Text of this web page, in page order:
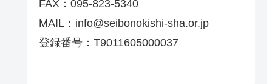
FAX：095-823-5340
MAIL：info@seibonokishi-sha.or.jp
登録番号：T9011605000037